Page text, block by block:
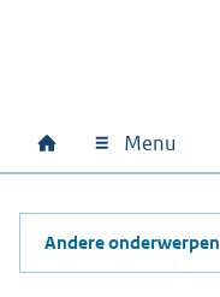
Hoofdnavigatie
Home Menu
Andere onderwerpen